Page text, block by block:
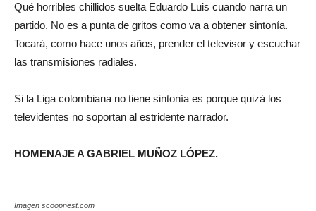
Qué horribles chillidos suelta Eduardo Luis cuando narra un
partido. No es a punta de gritos como va a obtener sintonía.
Tocará, como hace unos años, prender el televisor y escuchar
las transmisiones radiales.
Si la Liga colombiana no tiene sintonía es porque quizá los
televidentes no soportan al estridente narrador.
HOMENAJE A GABRIEL MUÑOZ LÓPEZ.
Imagen scoopnest.com